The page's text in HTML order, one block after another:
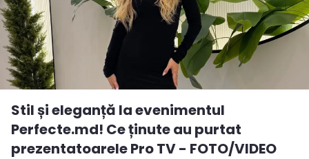
Stil și eleganță la evenimentul
Perfecte.md! Ce ținute au purtat
prezentatoarele Pro TV - FOTO/VIDEO